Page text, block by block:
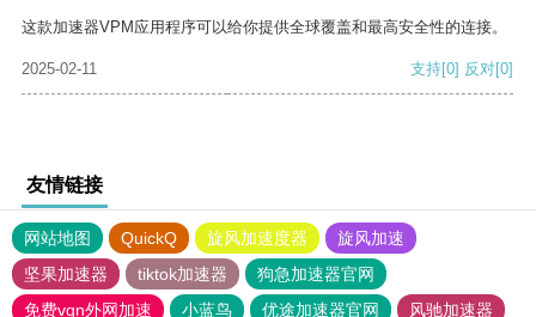
这款加速器VPM应用程序可以给你提供全球覆盖和最高安全性的连接。
2025-02-11 支持[0] 反对[0]
友情链接
网站地图 QuickQ 旋风加速度器
旋风加速
坚果加速器
tiktok加速器
狗急加速器官网
免费vqn外网加速
小蓝鸟 优途加速器官网 风驰加速器